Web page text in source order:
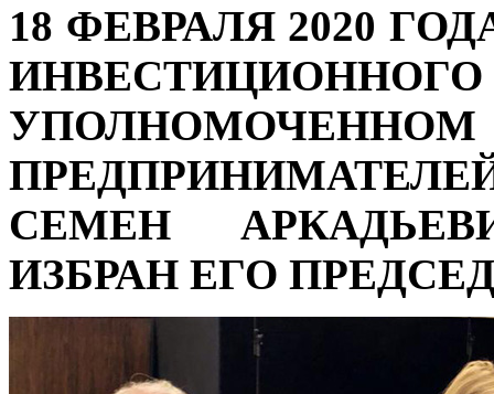
18 ФЕВРАЛЯ 2020
СЕМЕН
ИЗБРАН ЕГО